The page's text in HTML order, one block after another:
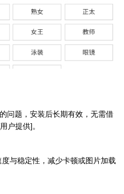
问题，安装后长期有效，无需借
户提供]。
与稳定性，减少卡顿或图片加载